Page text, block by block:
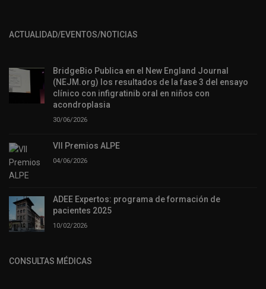
ACTUALIDAD/EVENTOS/NOTICIAS
BridgeBio Publica en el New England Journal
(NEJM.org) los resultados de la fase 3 del ensayo
clínico con infigratinib oral en niños con
acondroplasia
30/06/2026
VII Premios ALPE
04/06/2026
ADEE Expertos: programa de formación de
pacientes 2025
10/02/2026
CONSULTAS MÉDICAS